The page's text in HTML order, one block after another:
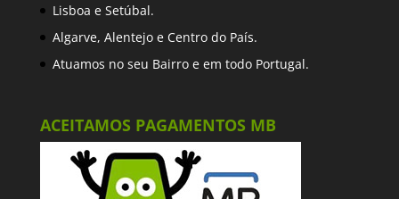
Lisboa e Setúbal.
Algarve, Alentejo e Centro do País.
Atuamos no seu Bairro e em todo Portugal.
ACEITAMOS PAGAMENTOS MB